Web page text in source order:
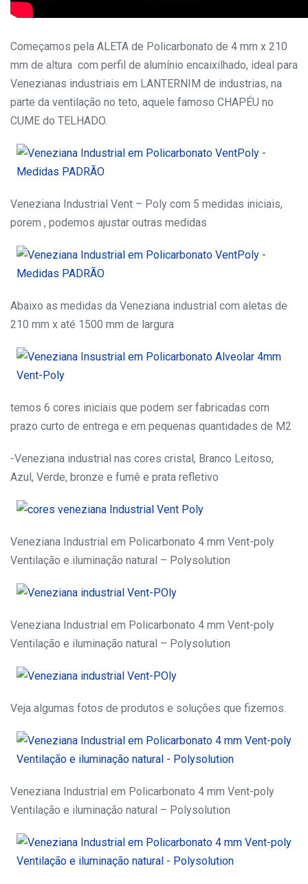
Começamos pela ALETA de Policarbonato de 4 mm x 210
mm de altura com perfil de alumínio encaixilhado, ideal para
Venezianas industriais em LANTERNIM de industrias, na
parte da ventilação no teto, aquele famoso CHAPÉU no
CUME do TELHADO.
Veneziana Industrial Vent – Poly com 5 medidas iniciais,
porem , podemos ajustar outras medidas
Abaixo as medidas da Veneziana industrial com aletas de
210 mm x até 1500 mm de largura
temos 6 cores iniciais que podem ser fabricadas com
prazo curto de entrega e em pequenas quantidades de M2
-Veneziana industrial nas cores cristal, Branco Leitoso,
Azul, Verde, bronze e fumê e prata refletivo
Veneziana Industrial em Policarbonato 4 mm Vent-poly
Ventilação e iluminação natural – Polysolution
Veneziana Industrial em Policarbonato 4 mm Vent-poly
Ventilação e iluminação natural – Polysolution
Veja algumas fotos de produtos e soluções que fizemos.
Veneziana Industrial em Policarbonato 4 mm Vent-poly
Ventilação e iluminação natural – Polysolution